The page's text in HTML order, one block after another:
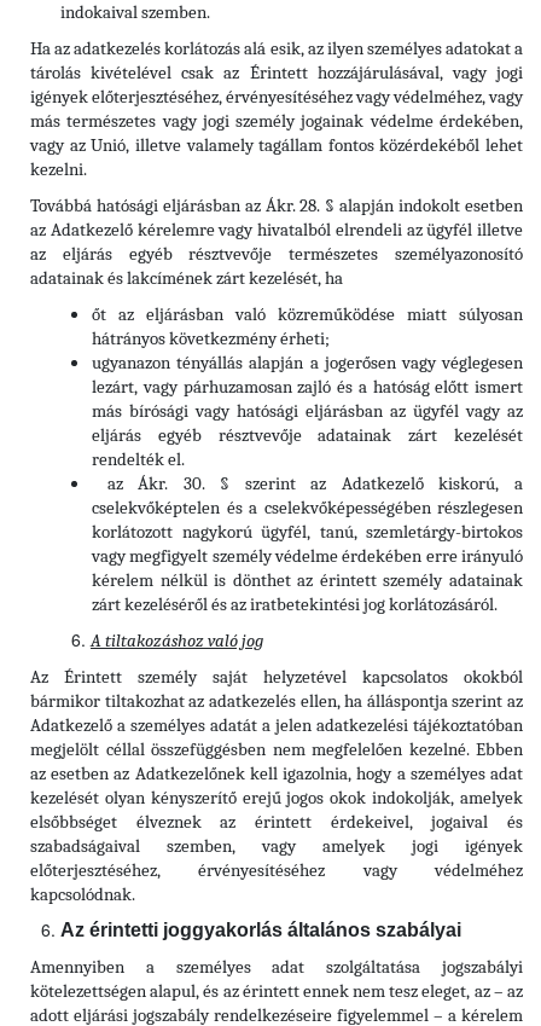
indokaival szemben.
Ha az adatkezelés korlátozás alá esik, az ilyen személyes adatokat a
tárolás kivételével csak az Érintett hozzájárulásával, vagy jogi
igények előterjesztéséhez, érvényesítéséhez vagy védelméhez, vagy
más természetes vagy jogi személy jogainak védelme érdekében,
vagy az Unió, illetve valamely tagállam fontos közérdekéből lehet
kezelni.
Továbbá hatósági eljárásban az Ákr. 28. § alapján indokolt esetben
az Adatkezelő kérelemre vagy hivatalból elrendeli az ügyfél illetve
az eljárás egyéb résztvevője természetes személyazonosító
adatainak és lakcímének zárt kezelését, ha
őt az eljárásban való közreműködése miatt súlyosan
hátrányos következmény érheti;
ugyanazon tényállás alapján a jogerősen vagy véglegesen
lezárt, vagy párhuzamosan zajló és a hatóság előtt ismert
más bírósági vagy hatósági eljárásban az ügyfél vagy az
eljárás egyéb résztvevője adatainak zárt kezelését
rendelték el.
az Ákr. 30. § szerint az Adatkezelő kiskorú, a
cselekvőképtelen és a cselekvőképességében részlegesen
korlátozott nagykorú ügyfél, tanú, szemletárgy-birtokos
vagy megfigyelt személy védelme érdekében erre irányuló
kérelem nélkül is dönthet az érintett személy adatainak
zárt kezeléséről és az iratbetekintési jog korlátozásáról.
A tiltakozáshoz való jog
Az Érintett személy saját helyzetével kapcsolatos okokból
bármikor tiltakozhat az adatkezelés ellen, ha álláspontja szerint az
Adatkezelő a személyes adatát a jelen adatkezelési tájékoztatóban
megjelölt céllal összefüggésben nem megfelelően kezelné. Ebben
az esetben az Adatkezelőnek kell igazolnia, hogy a személyes adat
kezelését olyan kényszerítő erejű jogos okok indokolják, amelyek
elsőbbséget élveznek az érintett érdekeivel, jogaival és
szabadságaival szemben, vagy amelyek jogi igények
előterjesztéséhez, érvényesítéséhez vagy védelméhez
kapcsolódnak.
Az érintetti joggyakorlás általános szabályai
Amennyiben a személyes adat szolgáltatása jogszabályi
kötelezettségen alapul, és az érintett ennek nem tesz eleget, az – az
adott eljárási jogszabály rendelkezéseire figyelemmel – a kérelem